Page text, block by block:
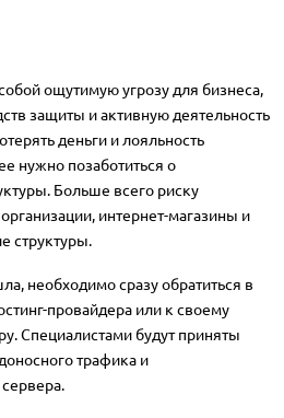
ощутимую угрозу для бизнеса,
защиты и активную деятельность
деньги и лояльность
нужно позаботиться о
Больше всего риску
интернет-магазины и
структуры.
необходимо сразу обратиться в
провайдера или к своему
Специалистами будут приняты
трафика и